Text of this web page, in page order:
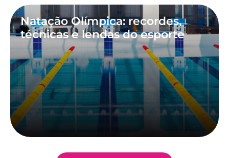
Natação Olímpica: recordes,
técnicas e lendas do esporte